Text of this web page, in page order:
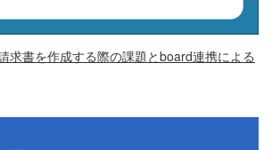
求書を作成する際の課題とboard連携による